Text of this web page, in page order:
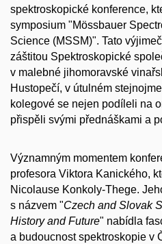
spektroskopické konference,
symposium "Mössbauer
Science (MSSM)". Tato
záštitou Spektroskopické
v malebné jihomoravské
Hustopečí, v útulném
kolegové se nejen podíleli na
přispěli svými přednáškami a
Významným momentem
profesora Viktora Kanického,
Nicolause Konkoly-Thege.
s názvem "Czech and Slovak
History and Future" nabídla
a budoucnost spektroskopie v